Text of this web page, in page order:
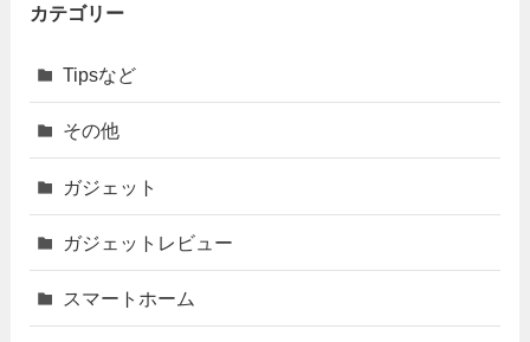
カテゴリー
Tipsなど
その他
ガジェット
ガジェットレビュー
スマートホーム